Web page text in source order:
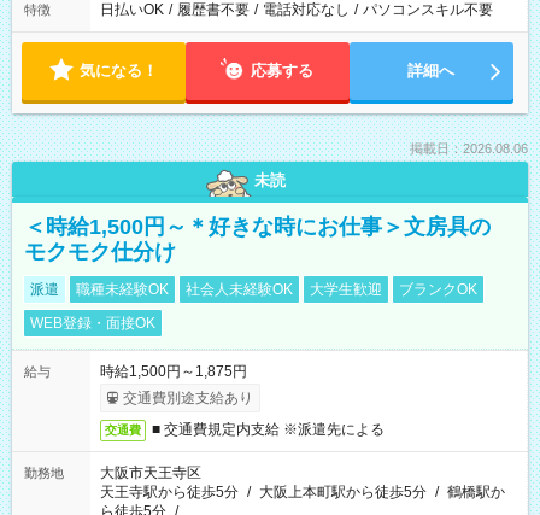
特徴 日払いOK / 履歴書不要 / 電話対応なし / パソコンスキル不要
気になる！ 応募する 詳細へ
掲載日：2026.08.06
未読
＜時給1,500円～＊好きな時にお仕事＞文房具の
モクモク仕分け
派遣 職種未経験OK 社会人未経験OK 大学生歓迎
ブランクOK
WEB登録・面接OK
給与
時給1,500円～1,875円
交通費別途支給あり
交通費 ■ 交通費規定内支給 ※派遣先による
勤務地
大阪市天王寺区
天王寺駅から徒歩5分 / 大阪上本町駅から徒歩5分 / 鶴橋駅か
ら徒歩5分 / …